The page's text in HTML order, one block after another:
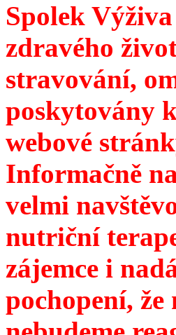
Spolek
zdravého
stravování,
poskytovány
webové
Informačně
velmi
nutriční
zájemce i
pochopení,